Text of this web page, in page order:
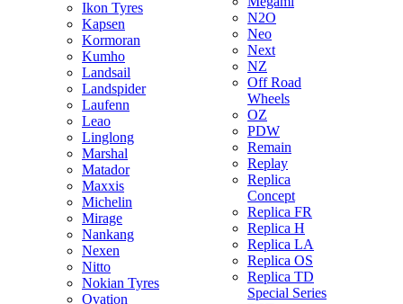
Ikon Tyres
Kapsen
Kormoran
Kumho
Landsail
Landspider
Laufenn
Leao
Linglong
Marshal
Matador
Maxxis
Michelin
Mirage
Nankang
Nexen
Nitto
Nokian Tyres
Ovation
N2O
Neo
Next
NZ
Off Road
Wheels
OZ
PDW
Remain
Replay
Replica
Concept
Replica FR
Replica H
Replica LA
Replica OS
Replica TD
Special Series